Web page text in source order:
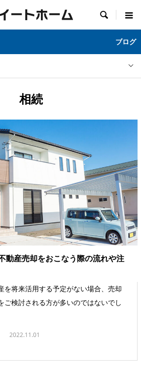

ブログ
相続
動産売却をおこなう際の流れや注
を将来活用する予定がない場合、売却
ご検討される方が多いのではないでし
2022.11.01